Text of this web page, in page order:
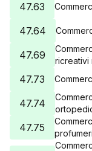
47.63
47.64
47.69
ricreativi
47.73
47.74
47.75